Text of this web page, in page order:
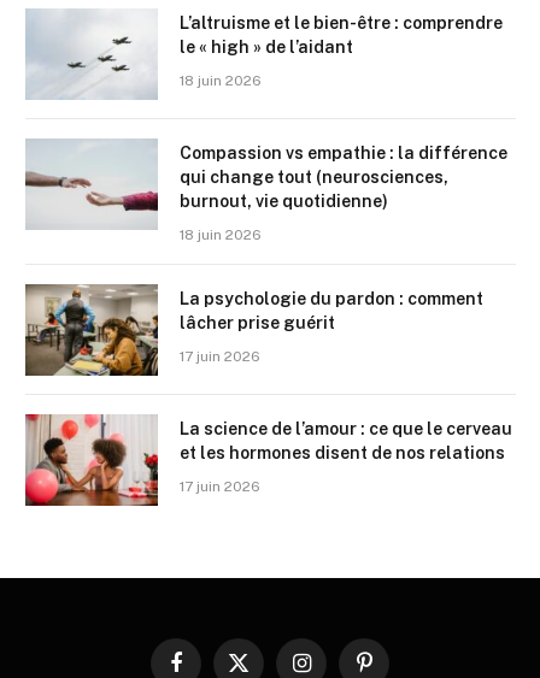
L’altruisme et le bien-être : comprendre
le « high » de l’aidant
18 juin 2026
Compassion vs empathie : la différence
qui change tout (neurosciences,
burnout, vie quotidienne)
18 juin 2026
La psychologie du pardon : comment
lâcher prise guérit
17 juin 2026
La science de l’amour : ce que le cerveau
et les hormones disent de nos relations
17 juin 2026
Facebook
X InstagramPinterest